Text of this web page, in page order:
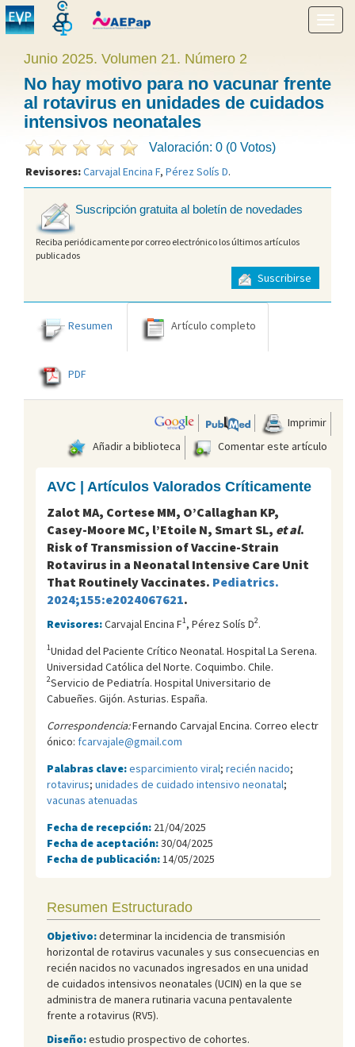
menú
Junio 2025. Volumen 21. Número 2
No hay motivo para no vacunar frente
al rotavirus en unidades de cuidados
intensivos neonatales
Valoración: 0 (0 Votos)
Revisores:Carvajal Encina F, Pérez Solís D.
Suscripción gratuita al boletín de novedades
Reciba periódicamente por correo electrónico los últimos artículos
publicados
Suscribirse
Resumen Artículo completo
PDF
Imprimir
Añadir a biblioteca
Comentar este artículo
AVC | Artículos Valorados Críticamente
Zalot MA, Cortese MM, O’Callaghan KP,
Casey-Moore MC, l’Etoile N, Smart SL, et al.
Risk of Transmission of Vaccine-Strain
Rotavirus in a Neonatal Intensive Care Unit
That Routinely Vaccinates. Pediatrics.
2024;155:e2024067621.
Revisores:Carvajal Encina F1, Pérez Solís D2.
1Unidad del Paciente Crítico Neonatal. Hospital La Serena.
Universidad Católica del Norte. Coquimbo. Chile.
2Servicio de Pediatría. Hospital Universitario de
Cabueñes. Gijón. Asturias. España.
Correspondencia:Fernando Carvajal Encina. Correo electr
ónico: fcarvajale@gmail.com
Palabras clave:esparcimiento viral; recién nacido;
rotavirus; unidades de cuidado intensivo neonatal;
vacunas atenuadas
Fecha de recepción: 21/04/2025
Fecha de aceptación:30/04/2025
Fecha de publicación: 14/05/2025
Resumen Estructurado
Objetivo:determinar la incidencia de transmisión
horizontal de rotavirus vacunales y sus consecuencias en
recién nacidos no vacunados ingresados en una unidad
de cuidados intensivos neonatales (UCIN) en la que se
administra de manera rutinaria vacuna pentavalente
frente a rotavirus (RV5).
Diseño:estudio prospectivo de cohortes.